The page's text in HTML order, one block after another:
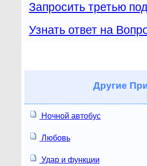
Запросить третью
Узнать ответ на
Другие
Ночной автобус
Любовь
Удар и функции